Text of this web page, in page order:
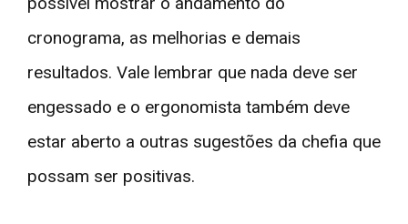
cronograma, as melhorias e demais
resultados. Vale lembrar que nada deve ser
engessado e o ergonomista também deve
estar aberto a outras sugestões da chefia que
possam ser positivas.